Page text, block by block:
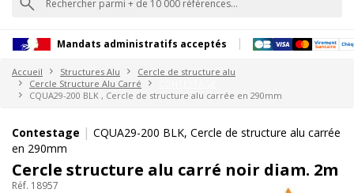
Mandats administratifs acceptés
Accueil Structures Alu
Cercle de structure alu
Cercle Structure Alu Carré
CQUA29-200 BLK , Cercle de structure alu carrée en 290mm
Contestage | CQUA29-200 BLK, Cercle de structure alu carrée
en 290mm
Cercle structure alu carré noir diam. 2m
Réf. 18957